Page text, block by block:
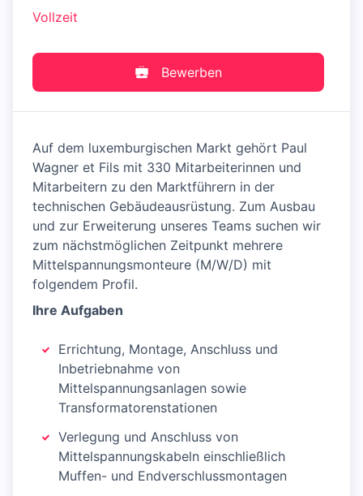
Vollzeit
Bewerben
Auf dem luxemburgischen Markt gehört Paul
Wagner et Fils mit 330 Mitarbeiterinnen und
Mitarbeitern zu den Marktführern in der
technischen Gebäudeausrüstung. Zum Ausbau
und zur Erweiterung unseres Teams suchen wir
zum nächstmöglichen Zeitpunkt mehrere
Mittelspannungsmonteure (M/W/D) mit
folgendem Profil.
Ihre Aufgaben
Errichtung, Montage, Anschluss und
Inbetriebnahme von
Mittelspannungsanlagen sowie
Transformatorenstationen
Verlegung und Anschluss von
Mittelspannungskabeln einschließlich
Muffen- und Endverschlussmontagen